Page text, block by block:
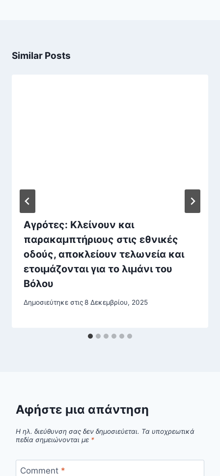
Similar Posts
Αγρότες: Κλείνουν και
παρακαμπτήριους στις εθνικές
οδούς, αποκλείουν τελωνεία και
ετοιμάζονται για το λιμάνι του
Βόλου
Δημοσιεύτηκε στις8 Δεκεμβρίου, 2025
Αφήστε μια απάντηση
Η ηλ. διεύθυνση σας δεν δημοσιεύεται. Τα υποχρεωτικά
πεδία σημειώνονται με *
Comment *